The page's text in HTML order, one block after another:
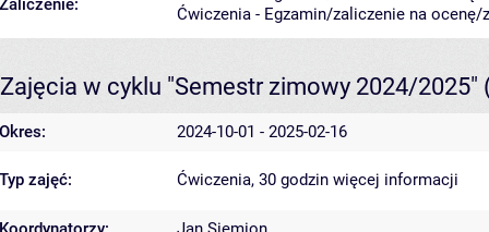
Zaliczenie:
Ćwiczenia - Egzamin/zaliczenie na
Zajęcia w cyklu "Semestr zimowy 2024/2025"
Okres: 2024-10-01 - 2025-02-16
Typ zajęć: Ćwiczenia, 30 godzin więcej informacji